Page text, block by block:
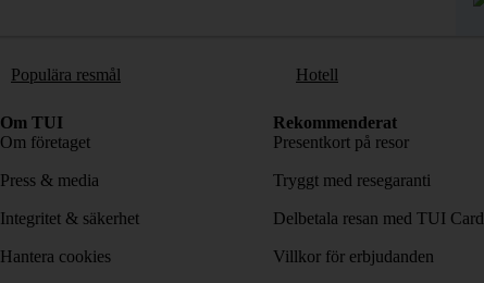
Populära resmål Hotell
Om TUI
Om företaget
Press & media
Integritet & säkerhet
Hantera cookies
Rekommenderat
Presentkort på resor
Tryggt med resegaranti
Delbetala resan med TUI Card
Villkor för erbjudanden